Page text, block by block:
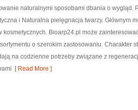
naturalnymi sposobami dbania o wygląd.
i Naturalna pielęgnacja twarzy. Głównym
kosmetycznych. Bioarp24.pl może
o szerokim zastosowaniu. Charakter
na codzienne potrzeby związane z
[ Read More ]